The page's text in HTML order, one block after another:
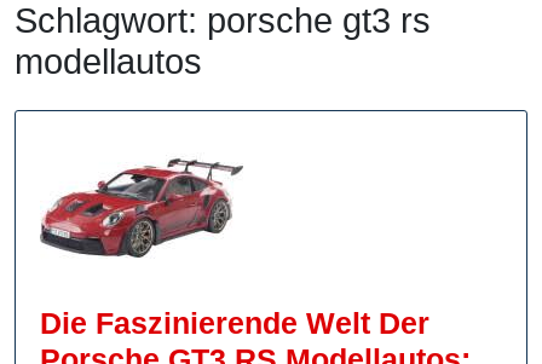
Schlagwort: porsche gt3 rs
modellautos
Die Faszinierende Welt Der